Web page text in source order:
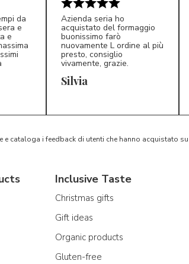
da
e
e
S*
Azienda seria ho
acquistato del formaggio
buonissimo farò
nuovamente L ordine al più
presto, consiglio
vivamente, grazie.
Silvia
e cataloga i feedback di utenti che hanno acquistato
Inclusive Taste
Christmas gifts
Gift ideas
Organic products
Gluten-free